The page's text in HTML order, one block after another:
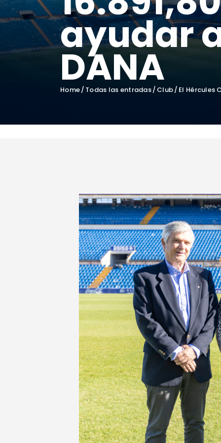
ayudar
DANA
Home Todas las entradas Club El Hércules